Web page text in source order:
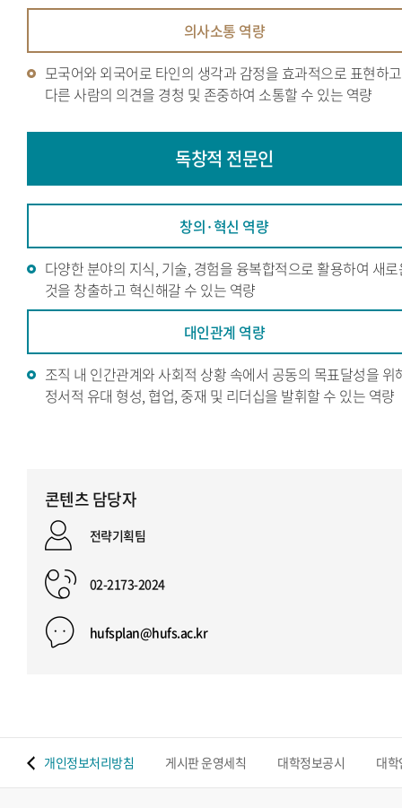
의사소통 역량
모국어와 외국어로 타인의 생각과 감정을 효과적으로 표현하고
다른 사람의 의견을 경청 및 존중하여 소통할 수 있는 역량
독창적 전문인
창의·혁신 역량
다양한 분야의 지식, 기술, 경험을 융복합적으로 활용하여 새
것을 창출하고 혁신해갈 수 있는 역량
대인관계 역량
조직 내 인간관계와 사회적 상황 속에서 공동의 목표달성을 위
정서적 유대 형성, 협업, 중재 및 리더십을 발휘할 수 있는 역량
콘텐츠 담당자
전략기획팀
02-2173-2024
hufsplan@hufs.ac.kr
개인정보처리방침 게시판 운영세칙 대학정보공시 대